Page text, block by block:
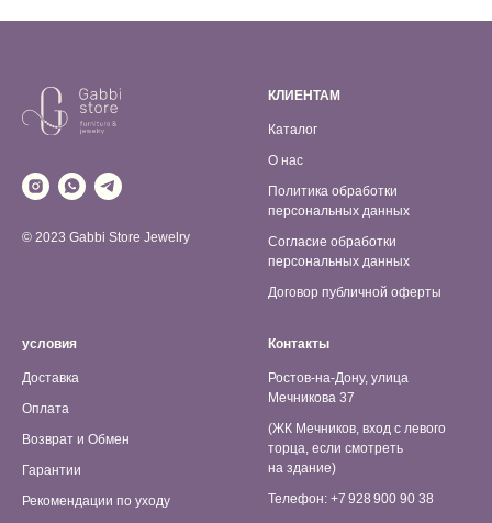
© 2023 Gabbi Store Jewelry
КЛИЕНТАМ
Каталог
О нас
Политика обработки
персональных данных
Согласие обработки
персональных данных
Договор публичной оферты
условия
Доставка
Оплата
Возврат и Обмен
Гарантии
Рекомендации по уходу
Контакты
Ростов-на-Дону, улица
Мечникова 37
(ЖК Мечников, вход с левого
торца, если смотреть
на здание)
Телефон: +7 928 900 90 38